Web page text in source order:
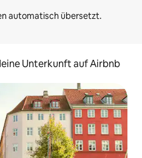
Unterkunft auf Airbnb